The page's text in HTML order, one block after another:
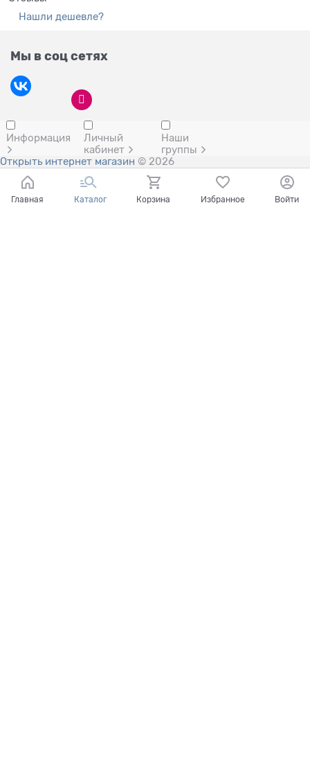
Нашли дешевле?
Мы в соц сетях
Информация
Личный
кабинет
Наши
группы
Открыть интернет магазин © 2026
Главная Каталог Корзина Избранное Войти